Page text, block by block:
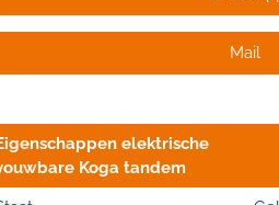
Mail
elektrische
Koga tandem